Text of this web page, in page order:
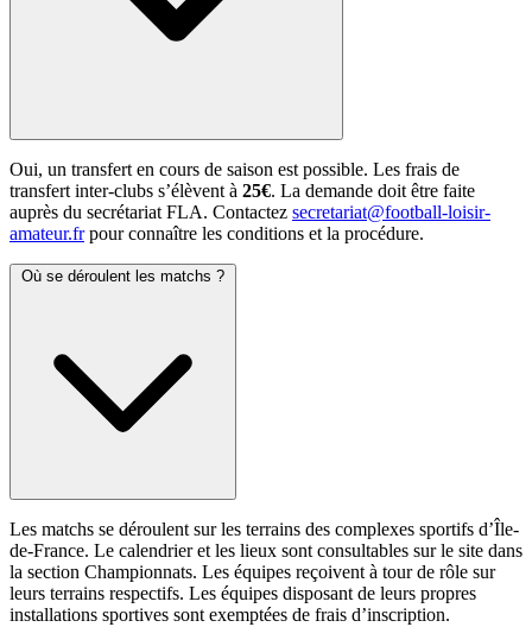
Oui, un transfert en cours de saison est possible. Les frais de
transfert inter-clubs s’élèvent à 25€. La demande doit être faite
auprès du secrétariat FLA. Contactez secretariat@football-loisir-
amateur.frpour connaître les conditions et la procédure.
Où se déroulent les matchs ?
Les matchs se déroulent sur les terrains des complexes sportifs d’Île-
de-France. Le calendrier et les lieux sont consultables sur le site dans
la section Championnats. Les équipes reçoivent à tour de rôle sur
leurs terrains respectifs. Les équipes disposant de leurs propres
installations sportives sont exemptées de frais d’inscription.